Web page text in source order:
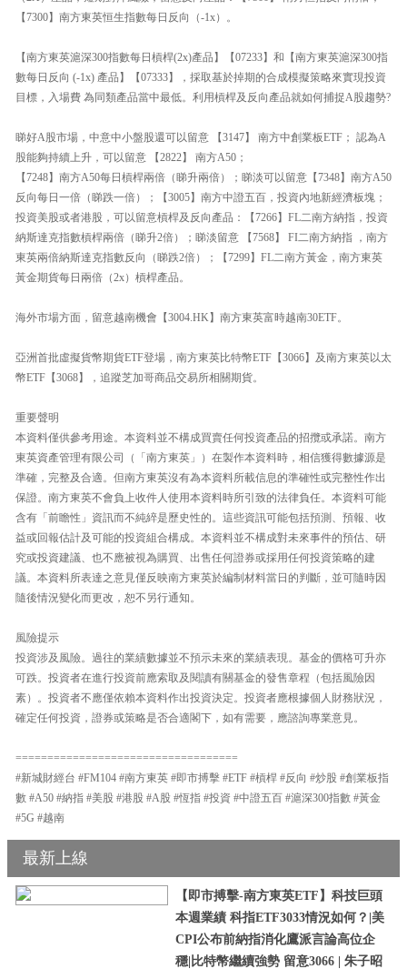
【7300】南方東英恒生指數每日反向（-1x）。
【南方東英滬深300指數每日槓桿(2x)產品】【07233】和【南方東英滬深300指
數每日反向 (-1x) 產品】【07333】，採取基於掉期的合成模擬策略來實現投資
目標，入場費 為同類產品當中最低。利用槓桿及反向產品就如何捕捉A股趨勢?
睇好A股市場，中意中小盤股還可以留意 【3147】 南方中創業板ETF； 認為A
股能夠持續上升，可以留意 【2822】 南方A50；
【7248】南方A50每日槓桿兩倍（睇升兩倍）；睇淡可以留意【7348】南方A50
反向每日一倍（睇跌一倍）；【3005】南方中證五百，投資內地新經濟板塊；
投資美股或者港股，可以留意槓桿及反向產品：【7266】FL二南方納指，投資
納斯達克指數槓桿兩倍（睇升2倍）；睇淡留意 【7568】 FI二南方納指 ，南方
東英兩倍納斯達克指數反向（睇跌2倍）；【7299】FL二南方黃金，南方東英
黃金期貨每日兩倍（2x）槓桿產品。
海外市場方面，留意越南機會【3004.HK】南方東英富時越南30ETF。
亞洲首批虛擬貨幣期貨ETF登場，南方東英比特幣ETF【3066】及南方東英以太
幣ETF【3068】，追蹤芝加哥商品交易所相關期貨。
重要聲明
本資料僅供參考用途。本資料並不構成買賣任何投資產品的招攬或承諾。南方
東英資產管理有限公司（「南方東英」）在製作本資料時，相信獲得數據源是
準確，完整及合適。但南方東英沒有為本資料所載信息的準確性或完整性作出
保證。南方東英不會負上收件人使用本資料時所引致的法律負任。本資料可能
含有「前瞻性」資訊而不純綷是歷史性的。這些資訊可能包括預測、預報、收
益或回報估計及可能的投資組合構成。本資料並不構成對未來事件的預估、研
究或投資建議、也不應被視為購買、出售任何證券或採用任何投資策略的建
議。本資料所表達之意見僅反映南方東英於編制材料當日的判斷，並可隨時因
隨後情況變化而更改，恕不另行通知。
風險提示
投資涉及風險。過往的業績數據並不預示未來的業績表現。基金的價格可升亦
可跌。投資者在進行投資前應索取及閱讀有關基金的發售章程（包括風險因
素）。投資者不應僅依賴本資料作出投資決定。投資者應根據個人財務狀況，
確定任何投資，證券或策略是否合適閣下，如有需要，應諮詢專業意見。
===================================
#新城財經台 #FM104 #南方東英 #即市搏擊 #ETF #槓桿 #反向 #炒股 #創業板指
數 #A50 #納指 #美股 #港股 #A股 #恆指 #投資 #中證五百 #滬深300指數 #黃金
#5G #越南
最新上線
【即市搏擊-南方東英ETF】科技巨頭
本週業績 科指ETF3033情況如何？|美
CPI公布前納指消化鷹派言論高位企
穩|比特幣繼續強勢 留意3066 | 朱子昭